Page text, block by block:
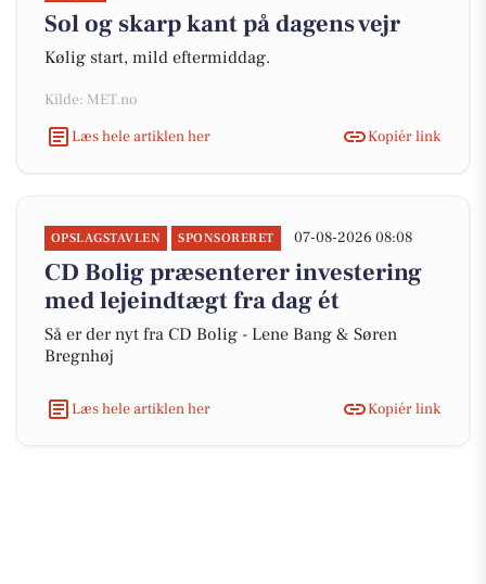
Sol og skarp kant på dagens vejr
Kølig start, mild eftermiddag.
Kilde: MET.no
Læs hele artiklen her
Kopiér link
OPSLAGSTAVLEN SPONSORERET 07-08-2026 08:08
CD Bolig præsenterer investering
med lejeindtægt fra dag ét
Så er der nyt fra CD Bolig - Lene Bang & Søren
Bregnhøj
Læs hele artiklen her Kopiér link